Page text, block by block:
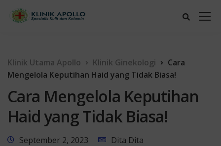
Klinik Utama Apollo Klinik Ginekologi
Cara
Mengelola Keputihan Haid yang Tidak Biasa!
Cara Mengelola Keputihan
Haid yang Tidak Biasa!
September 2, 2023 Dita Dita